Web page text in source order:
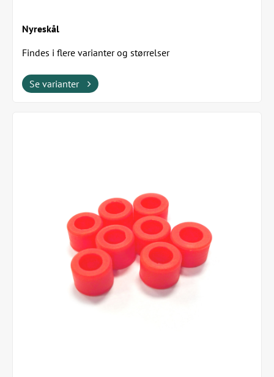
Nyreskål
Findes i flere varianter og størrelser
Se varianter